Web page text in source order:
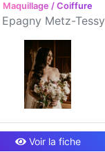
Maquillage / Coiffure
Epagny Metz-Tessy
Voir la fiche